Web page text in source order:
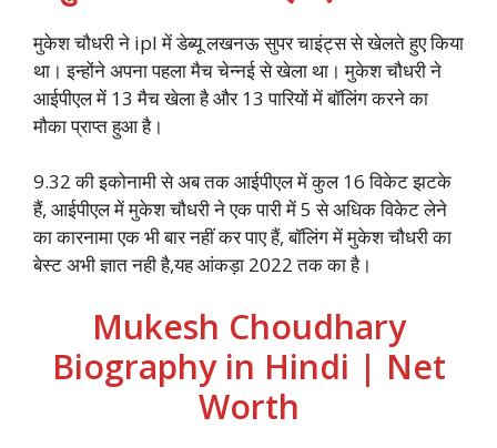
मुकेश चौधरी ने ipl में डेब्यू लखनऊ सुपर चाइंट्स से खेलते हुए किया
था। इन्होंने अपना पहला मैच चेन्नई से खेला था। मुकेश चौधरी ने
आईपीएल में 13 मैच खेला है और 13 पारियों में बॉलिंग करने का
मौका प्राप्त हुआ है।
9.32 की इकोनामी से अब तक आईपीएल में कुल 16 विकेट झटके
हैं, आईपीएल में मुकेश चौधरी ने एक पारी में 5 से अधिक विकेट लेने
का कारनामा एक भी बार नहीं कर पाए हैं, बॉलिंग में मुकेश चौधरी का
बेस्ट अभी ज्ञात नही है,यह आंकड़ा 2022 तक का है।
Mukesh Choudhary
Biography in Hindi | Net
Worth